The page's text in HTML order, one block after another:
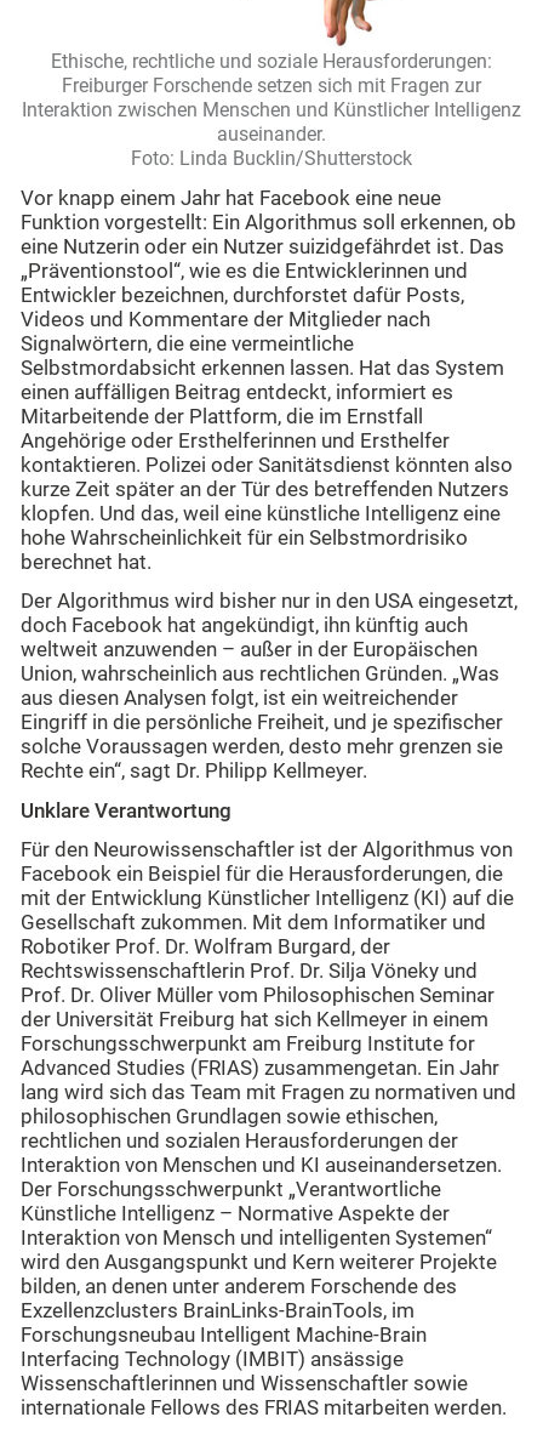
Ethische, rechtliche und soziale Herausforderungen:
Freiburger Forschende setzen sich mit Fragen zur
Interaktion zwischen Menschen und Künstlicher Intelligenz
auseinander.
Foto: Linda Bucklin/Shutterstock
Vor knapp einem Jahr hat Facebook eine neue
Funktion vorgestellt: Ein Algorithmus soll erkennen, ob
eine Nutzerin oder ein Nutzer suizidgefährdet ist. Das
„Präventionstool“, wie es die Entwicklerinnen und
Entwickler bezeichnen, durchforstet dafür Posts,
Videos und Kommentare der Mitglieder nach
Signalwörtern, die eine vermeintliche
Selbstmordabsicht erkennen lassen. Hat das System
einen auffälligen Beitrag entdeckt, informiert es
Mitarbeitende der Plattform, die im Ernstfall
Angehörige oder Ersthelferinnen und Ersthelfer
kontaktieren. Polizei oder Sanitätsdienst könnten also
kurze Zeit später an der Tür des betreffenden Nutzers
klopfen. Und das, weil eine künstliche Intelligenz eine
hohe Wahrscheinlichkeit für ein Selbstmordrisiko
berechnet hat.
Der Algorithmus wird bisher nur in den USA eingesetzt,
doch Facebook hat angekündigt, ihn künftig auch
weltweit anzuwenden – außer in der Europäischen
Union, wahrscheinlich aus rechtlichen Gründen. „Was
aus diesen Analysen folgt, ist ein weitreichender
Eingriff in die persönliche Freiheit, und je spezifischer
solche Voraussagen werden, desto mehr grenzen sie
Rechte ein“, sagt Dr. Philipp Kellmeyer.
Unklare Verantwortung
Für den Neurowissenschaftler ist der Algorithmus von
Facebook ein Beispiel für die Herausforderungen, die
mit der Entwicklung Künstlicher Intelligenz (KI) auf die
Gesellschaft zukommen. Mit dem Informatiker und
Robotiker Prof. Dr. Wolfram Burgard, der
Rechtswissenschaftlerin Prof. Dr. Silja Vöneky und
Prof. Dr. Oliver Müller vom Philosophischen Seminar
der Universität Freiburg hat sich Kellmeyer in einem
Forschungsschwerpunkt am Freiburg Institute for
Advanced Studies (FRIAS) zusammengetan. Ein Jahr
lang wird sich das Team mit Fragen zu normativen und
philosophischen Grundlagen sowie ethischen,
rechtlichen und sozialen Herausforderungen der
Interaktion von Menschen und KI auseinandersetzen.
Der Forschungsschwerpunkt „Verantwortliche
Künstliche Intelligenz – Normative Aspekte der
Interaktion von Mensch und intelligenten Systemen“
wird den Ausgangspunkt und Kern weiterer Projekte
bilden, an denen unter anderem Forschende des
Exzellenzclusters BrainLinks-BrainTools, im
Forschungsneubau Intelligent Machine-Brain
Interfacing Technology (IMBIT) ansässige
Wissenschaftlerinnen und Wissenschaftler sowie
internationale Fellows des FRIAS mitarbeiten werden.